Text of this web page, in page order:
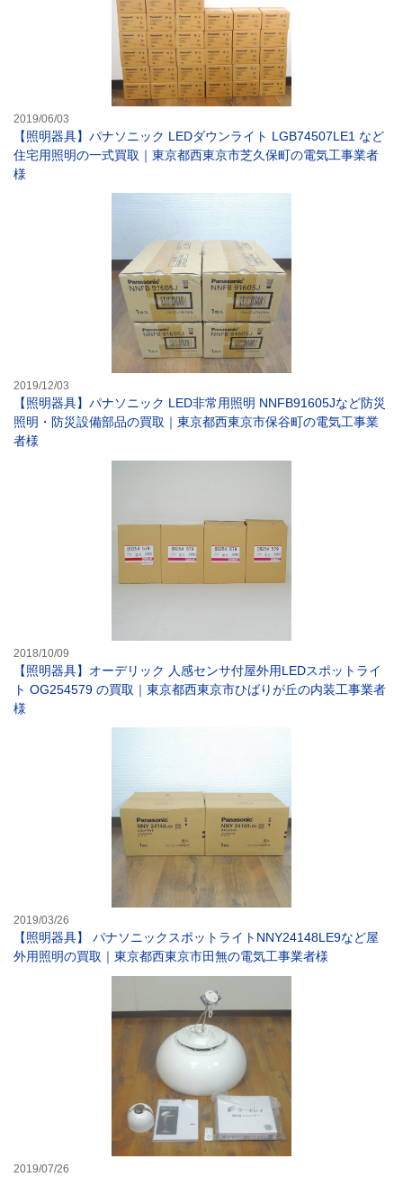
2019/06/03
【照明器具】パナソニック LEDダウンライト LGB74507LE1 など
住宅用照明の一式買取｜東京都西東京市芝久保町の電気工事業者
様
2019/12/03
【照明器具】パナソニック LED非常用照明 NNFB91605Jなど防災
照明・防災設備部品の買取｜東京都西東京市保谷町の電気工事業
者様
2018/10/09
【照明器具】オーデリック 人感センサ付屋外用LEDスポットライ
ト OG254579 の買取｜東京都西東京市ひばりが丘の内装工事業者
様
2019/03/26
【照明器具】 パナソニックスポットライトNNY24148LE9など屋
外用照明の買取｜東京都西東京市田無の電気工事業者様
2019/07/26